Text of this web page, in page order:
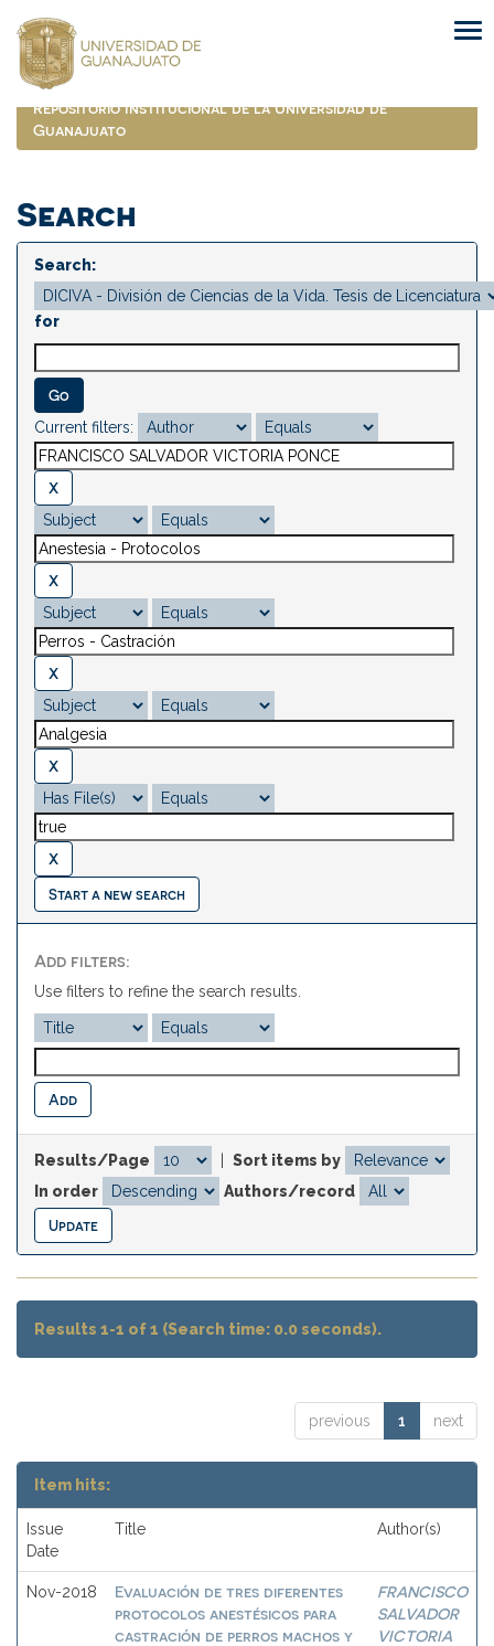
navigation
Repositorio Institucional de la Universidad de
Guanajuato
Search
Search:
for
Current filters:
Start a new search
Add filters:
Use filters to refine the search results.
Results/Page
Sort items by
In order
Authors/record
Results 1-1 of 1 (Search time: 0.0 seconds).
previous 1 next
Item hits:
Issue
Date
Title Author(s)
Nov-2018
Evaluación de tres diferentes
protocolos anestésicos para
castración de perros machos y
FRANCISCO
SALVADOR
VICTORIA